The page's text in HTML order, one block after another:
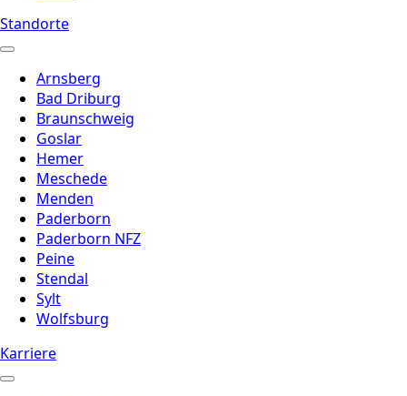
Standorte
Arnsberg
Bad Driburg
Braunschweig
Goslar
Hemer
Meschede
Menden
Paderborn
Paderborn NFZ
Peine
Stendal
Sylt
Wolfsburg
Karriere